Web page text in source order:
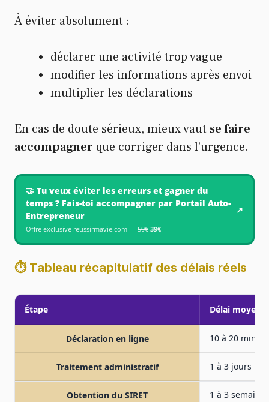
À éviter absolument :
déclarer une activité trop vague
modifier les informations après envoi
multiplier les déclarations
En cas de doute sérieux, mieux vaut se faire
accompagner que corriger dans l’urgence.
🤝 Tu veux éviter les erreurs et gagner du
temps ? Fais-toi accompagner par Portail Auto-
Entrepreneur
Offre exclusive reussirmavie.com — 59€ 39€
↗
⏱️ Tableau récapitulatif des délais réels
Étape Délai moyen
Déclaration en ligne 10 à 20
Traitement administratif 1 à 3 jours
Obtention du SIRET 1 à 3 semaines